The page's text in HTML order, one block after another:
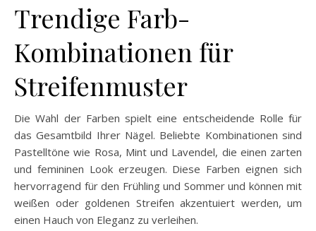
Trendige Farb-
Kombinationen für
Streifenmuster
Die Wahl der Farben spielt eine entscheidende Rolle für
das Gesamtbild Ihrer Nägel. Beliebte Kombinationen sind
Pastelltöne wie Rosa, Mint und Lavendel, die einen zarten
und femininen Look erzeugen. Diese Farben eignen sich
hervorragend für den Frühling und Sommer und können mit
weißen oder goldenen Streifen akzentuiert werden, um
einen Hauch von Eleganz zu verleihen.